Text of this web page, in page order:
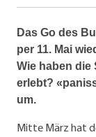
Das Go des
per 11. Mai
Wie haben die
erlebt?
um.
Mitte März hat